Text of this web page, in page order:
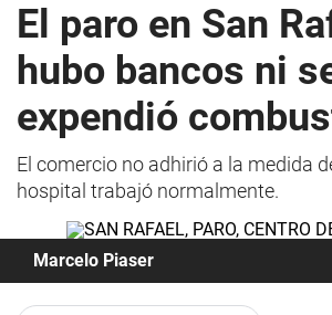
El paro en San
hubo bancos ni
expendió
El comercio no adhirió a la medida
hospital trabajó normalmente.
Marcelo Piaser